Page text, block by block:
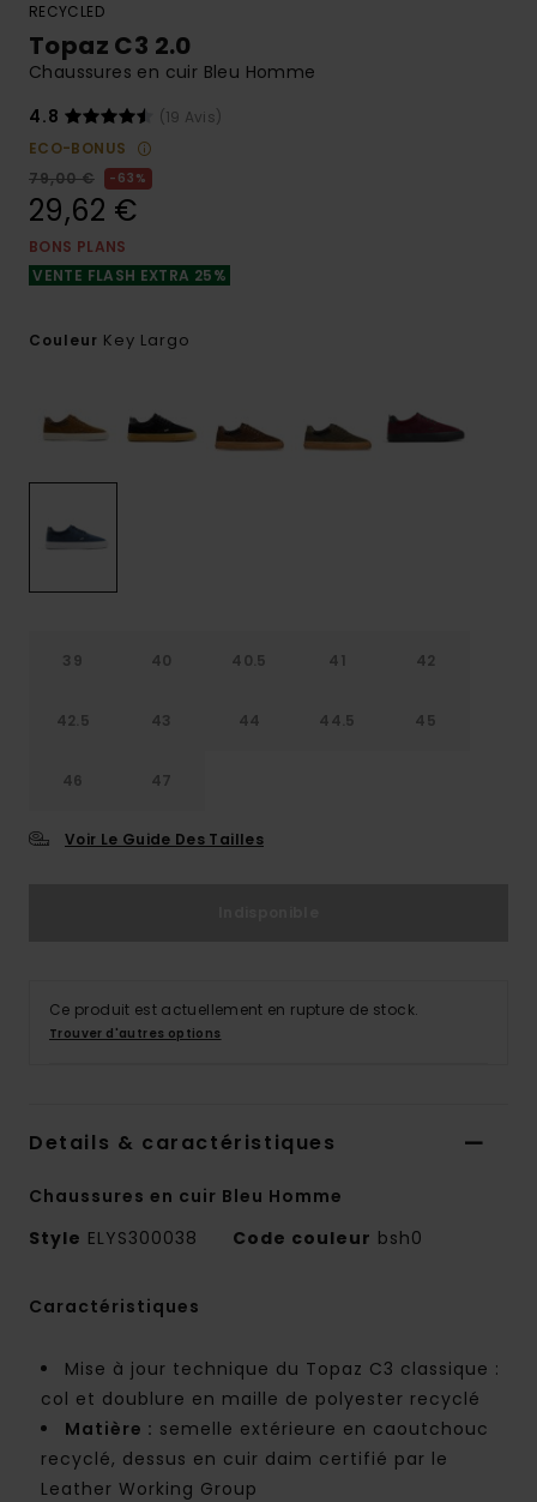
RECYCLED
Topaz C3 2.0
Chaussures en cuir Bleu Homme
4.8
(19 Avis)
ECO-BONUS
79,00 €
63%
29,62 €
BONS PLANS
VENTE FLASH EXTRA 25%
Couleur Key Largo
39 40 40.5 41 42
42.5 43 44 44.5 45
46 47
Voir Le Guide Des Tailles
Ce produit est actuellement en rupture de stock.
Trouver d'autres options
Details & caractéristiques
Chaussures en cuir Bleu Homme
Style ELYS300038 Code couleur bsh0
Caractéristiques
Mise à jour technique du Topaz C3 classique :
col et doublure en maille de polyester recyclé
Matière : semelle extérieure en caoutchouc
recyclé, dessus en cuir daim certifié par le
Leather Working Group